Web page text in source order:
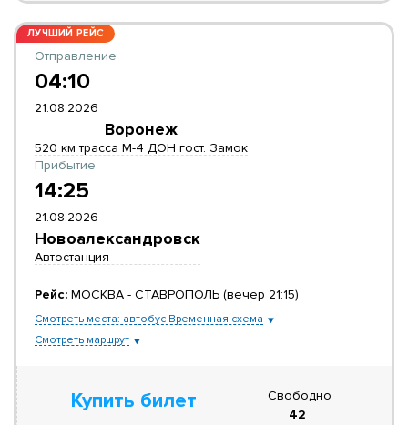
ЛУЧШИЙ РЕЙС
Отправление
04:10
21.08.2026
Воронеж
520 км трасса М-4 ДОН гост. Замок
Прибытие
14:25
21.08.2026
Новоалександровск
Автостанция
Рейс: МОСКВА - СТАВРОПОЛЬ (вечер 21:15)
Смотреть места: автобус Временная схема
Смотреть маршрут
Купить билет
Свободно
42